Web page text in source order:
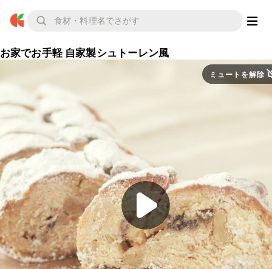
お家でお手軽 自家製シュトーレン風
ミュートを解除